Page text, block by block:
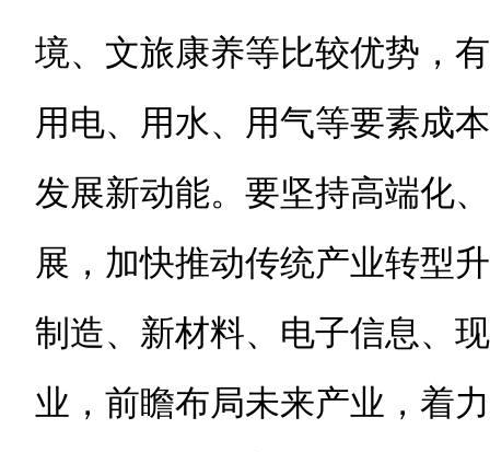
境、文旅康养等比较优势，
用电、用水、用气等要素成
发展新动能。要坚持高端化
展，加快推动传统产业转型
制造、新材料、电子信息、
业，前瞻布局未来产业，着